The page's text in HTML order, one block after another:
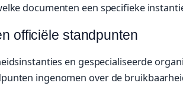
documenten een specifieke
officiële standpunten
en gespecialiseerde
ingenomen over de